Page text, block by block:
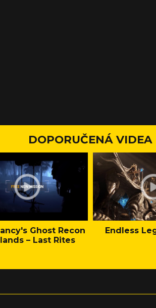
DOPORUČENÁ VIDEA
Ghost Recon
– Last Rites
Endless